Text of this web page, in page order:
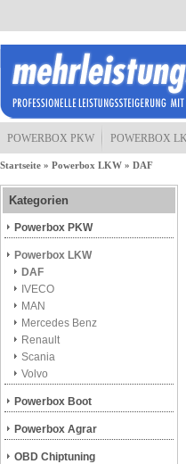
POWERBOX PKW POWERBOX
Startseite » Powerbox LKW » DAF
Kategorien
Powerbox PKW
Powerbox LKW
DAF
IVECO
MAN
Mercedes Benz
Renault
Scania
Volvo
Powerbox Boot
Powerbox Agrar
OBD Chiptuning